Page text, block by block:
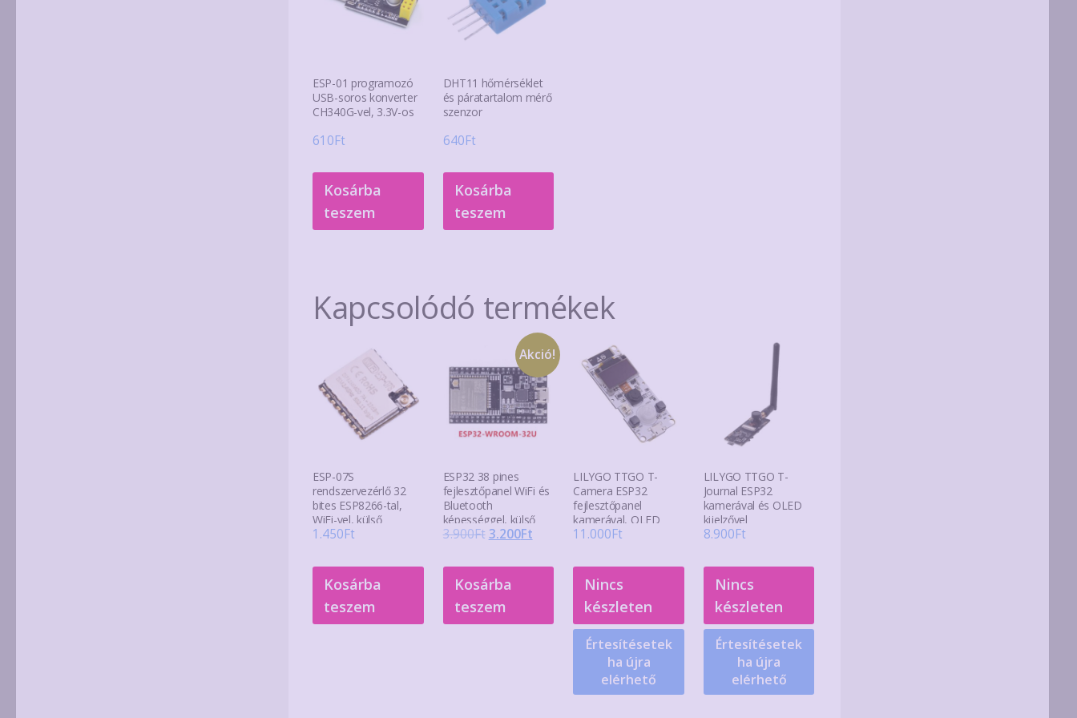
ESP-01 programozó
USB-soros konverter
CH340G-vel, 3.3V-os
610Ft
Kosárba
teszem
DHT11 hőmérséklet
és páratartalom mérő
szenzor
640Ft
Kosárba
teszem
Kapcsolódó termékek
ESP-07S
rendszervezérlő 32
bites ESP8266-tal,
WiFi-vel, külső
1.450Ft
Kosárba
teszem
Akció!
ESP32 38 pines
fejlesztőpanel WiFi és
Bluetooth
képességgel, külső
antennacsatlakozóval
3.900Ft Original
was:
3.900Ft.
3.200FtCurrent
Kosárba
teszem
LILYGO TTGO T-
Camera ESP32
fejlesztőpanel
kamerával, OLED
kijelzővel és
11.000Ft
Nincs
készleten
Értesítésetek
ha újra
elérhető
LILYGO TTGO T-
Journal ESP32
kamerával és OLED
kijelzővel
8.900Ft
Nincs
készleten
Értesítésetek
ha újra
elérhető